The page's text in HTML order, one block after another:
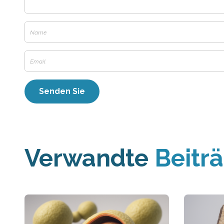
Verwandte